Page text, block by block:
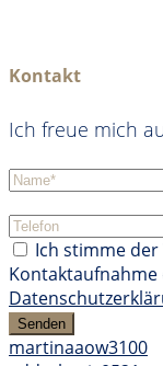
Kontakt
Ich freue mich
Ich stimme
Kontaktaufnahme
Senden
martinaaow3100